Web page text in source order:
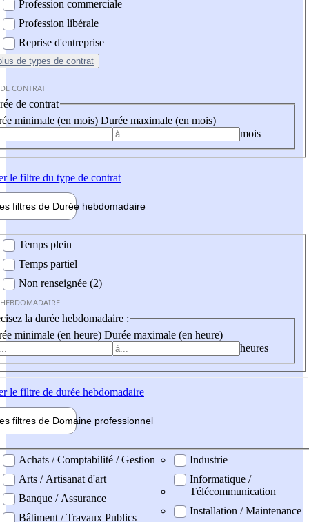
Profession commerciale
Profession libérale
Reprise d'entreprise
de types de contrat
CONTRAT
de contrat
minimale (en mois) Durée maximale (en mois)
mois
le filtre du type de contrat
filtres de Durée hebdomadaire
Temps plein
Temps partiel
Non renseignée (2)
la durée hebdomadaire :
minimale (en heure) Durée maximale (en heure)
heures
le filtre de durée hebdomadaire
filtres de Domaine professionnel
professionel
Achats / Comptabilité / Gestion
Arts / Artisanat d'art
Banque / Assurance
Bâtiment / Travaux Publics
Industrie
Informatique /
Télécommunication
Installation / Maintenance